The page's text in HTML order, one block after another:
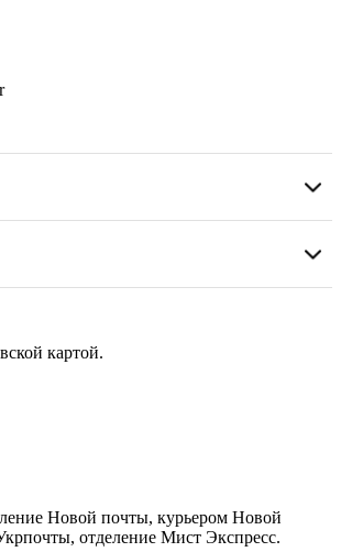
картой.
Новой почты, курьером Новой
отделение Мист Экспресс.